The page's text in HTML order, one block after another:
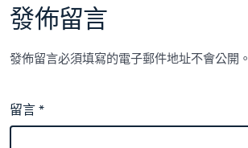
發佈留言
發佈留言必須填寫的電子郵件地址不會公開。
留言*